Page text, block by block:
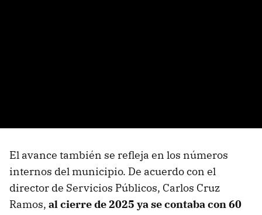
El avance también se refleja en los números
internos del municipio. De acuerdo con el
director de Servicios Públicos, Carlos Cruz
Ramos, al cierre de 2025 ya se contaba con 60